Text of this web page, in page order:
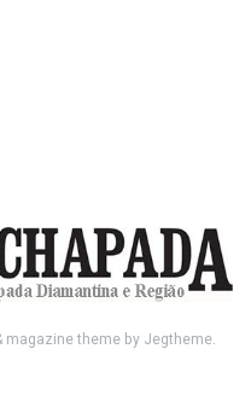
magazine theme by Jegtheme.